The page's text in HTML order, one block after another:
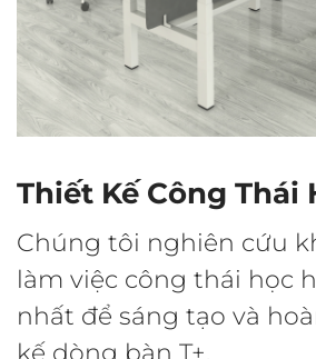
Thiết Kế Công Thái
Chúng tôi nghiên cứu
làm việc công thái học
nhất để sáng tạo và
kế dòng bàn T+.